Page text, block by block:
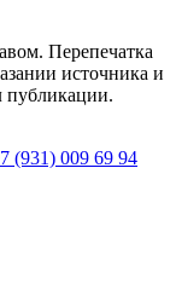
Перепечатка
источника и
публикации.
(931) 009 69 94